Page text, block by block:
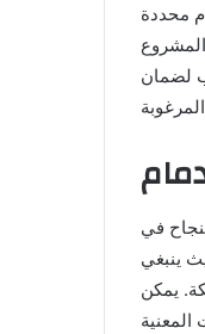
محددة
لضمان
في
ينبغي
يمكن